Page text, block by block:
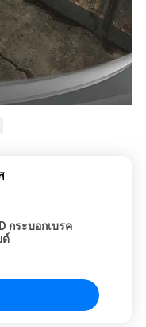
กระบอกเบรค
ด์